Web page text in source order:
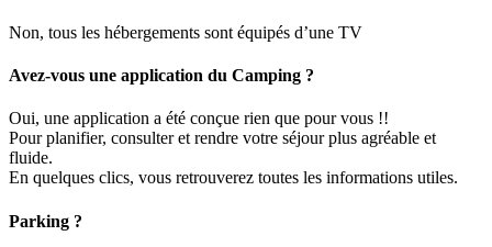
Non, tous les hébergements sont équipés d’une TV
Avez-vous une application du Camping ?
Oui, une application a été conçue rien que pour vous !!
Pour planifier, consulter et rendre votre séjour plus agréable et
fluide.
En quelques clics, vous retrouverez toutes les informations utiles.
Parking ?